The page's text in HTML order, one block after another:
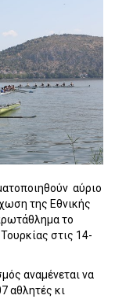
αύριο
της Εθνικής
το
στις 14-
αναμένεται να
αθλητές κι